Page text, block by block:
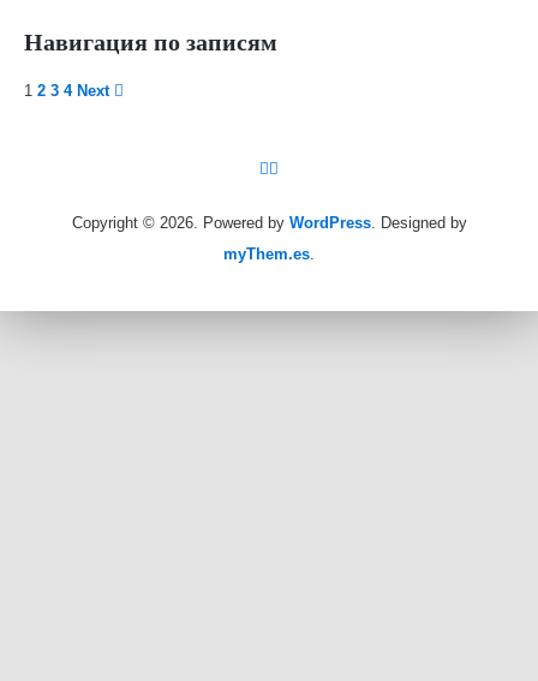
Навигация по записям
1 2 3 4 Next
Copyright © 2026. Powered by WordPress. Designed by
myThem.es.